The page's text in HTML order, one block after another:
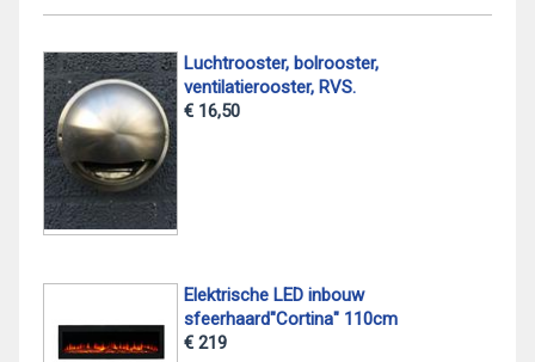
Luchtrooster, bolrooster,
ventilatierooster, RVS.
€ 16,50
Elektrische LED inbouw
sfeerhaard"Cortina" 110cm
€ 219